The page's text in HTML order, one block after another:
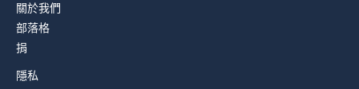
關於我們
部落格
捐
隱私